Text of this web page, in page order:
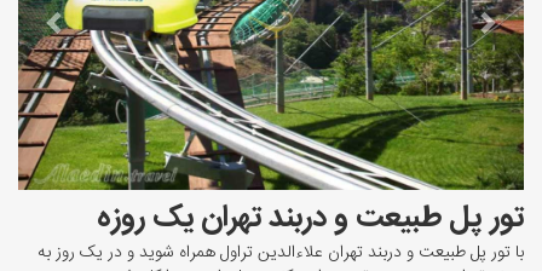
تور پل طبیعت و دربند تهران یک روزه
با تور پل طبیعت و دربند تهران علاءالدین تراول همراه شوید و در یک روز به